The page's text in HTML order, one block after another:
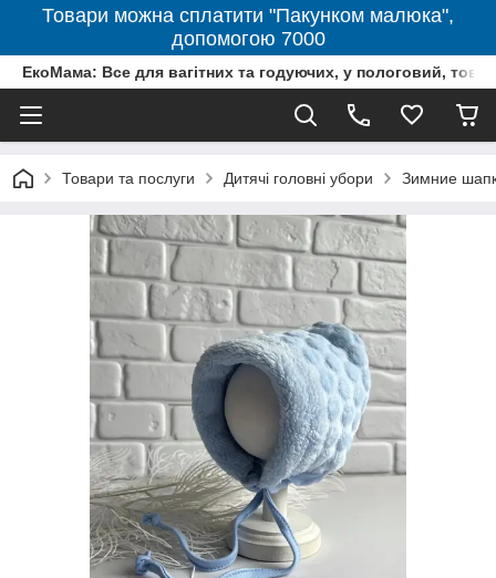
Товари можна сплатити "Пакунком малюка",
допомогою 7000
ЕкоМама: Все для вагітних та годуючих, у пологовий,
Товари та послуги Дитячі головні убори Зимние